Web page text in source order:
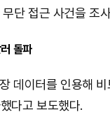
단 접근 사건을 조
돌파
데이터를 인용해
다고 보도했다.